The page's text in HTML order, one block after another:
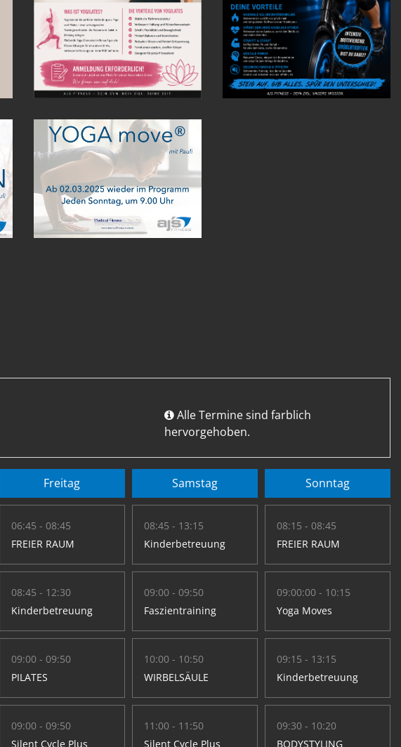
Alle Termine sind farblich
hervorgehoben.
Freitag
06:45 - 08:45
FREIER RAUM
08:45 - 12:30
Kinderbetreuung
09:00 - 09:50
PILATES
09:00 - 09:50
Silent Cycle Plus
Samstag
08:45 - 13:15
Kinderbetreuung
09:00 - 09:50
Faszientraining
10:00 - 10:50
WIRBELSÄULE
11:00 - 11:50
Silent Cycle Plus
Sonntag
08:15 - 08:45
FREIER RAUM
09:00:00 - 10:15
Yoga Moves
09:15 - 13:15
Kinderbetreuung
09:30 - 10:20
BODYSTYLING